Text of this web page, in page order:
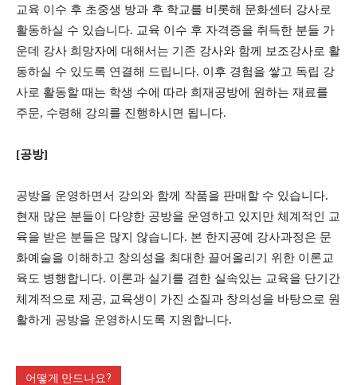
교육 이수 후 초중생 방과 후 학교를 비롯해 문화센터 강사로
활동하실 수 있습니다. 교육 이수 후 자격증을 취득한 분들 가
운데 강사 희망자에 대해서는 기존 강사와 함께 보조강사로 활
동하실 수 있도록 연결해 드립니다. 이후 경험을 쌓고 독립 강
사로 활동할 때는 학생 수에 따라 희재공방에 원하는 재료를
주문, 수령해 강의를 진행하시면 됩니다.
[공방]
공방을 운영하면서 강의와 함께 작품을 판매할 수 있습니다.
현재 많은 분들이 다양한 공방을 운영하고 있지만 체계적인 교
육을 받은 분들은 많지 않습니다. 본 한지공예 강사과정은 문
화예술을 이해하고 창의성을 최대한 끌어올리기 위한 이론교
육도 병행합니다. 이론과 실기를 겸한 실속있는 교육을 단기간
체계적으로 제공, 교육생이 가진 소질과 창의성을 바탕으로 원
활하게 공방을 운영하시도록 지원합니다.
어떻게 만드나요?